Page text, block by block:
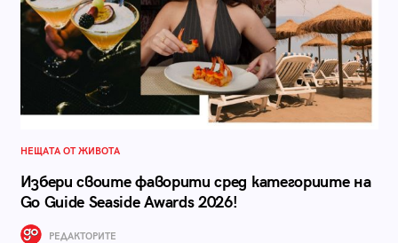
НЕЩАТА ОТ ЖИВОТА
Избери своите фаворити сред категориите на
Go Guide Seaside Awards 2026!
РЕДАКТОРИТЕ